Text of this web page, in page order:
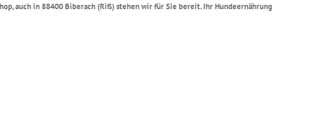
auch in 88400 Biberach (Riß) stehen wir für Sie bereit. Ihr Hundeernährung